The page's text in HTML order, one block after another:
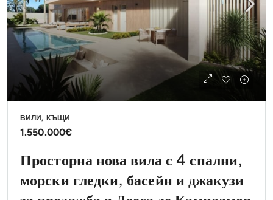
ВИЛИ, КЪЩИ
1.550.000€
Просторна нова вила с 4 спални,
морски гледки, басейн и джакузи